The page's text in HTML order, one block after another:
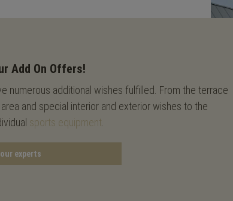
Add On Offers!
numerous additional wishes fulfilled. From the terrace
and special interior and exterior wishes to the
sports equipment.
experts